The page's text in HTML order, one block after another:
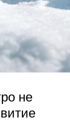
не